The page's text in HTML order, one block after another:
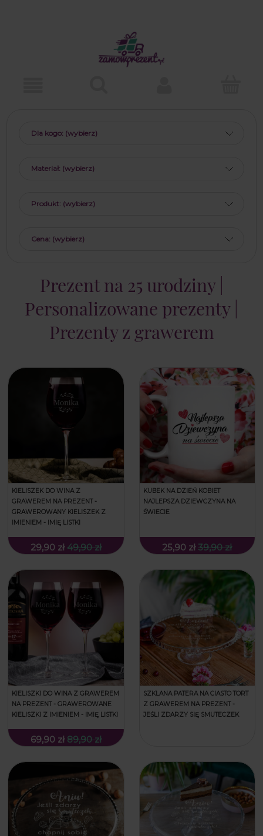
Dla kogo: (wybierz)
Materiał: (wybierz)
Produkt: (wybierz)
Cena: (wybierz)
Prezent na 25 urodziny |
Personalizowane prezenty |
Prezenty z grawerem
KIELISZEK DO WINA Z
GRAWEREM NA PREZENT -
GRAWEROWANY KIELISZEK Z
IMIENIEM - IMIĘ LISTKI
29,90 zł 49,90 zł
KUBEK NA DZIEŃ KOBIET
NAJLEPSZA DZIEWCZYNA NA
ŚWIECIE
25,90 zł 39,90 zł
KIELISZKI DO WINA Z GRAWEREM
NA PREZENT - GRAWEROWANE
KIELISZKI Z IMIENIEM - IMIĘ LISTKI
69,90 zł 89,90 zł
SZKLANA PATERA NA CIASTO TORT
Z GRAWEREM NA PREZENT -
JEŚLI ZDARZY SIĘ SMUTECZEK